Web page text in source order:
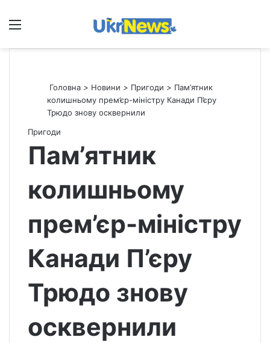
Меню
Головна > Новини > Пригоди > Пам’ятник
колишньому прем’єр-міністру Канади П’єру
Трюдо знову осквернили
Пригоди
Пам’ятник
колишньому
прем’єр-міністру
Канади П’єру
Трюдо знову
осквернили